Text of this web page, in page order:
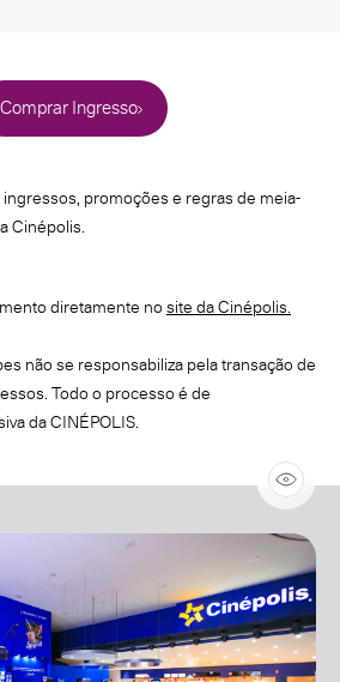
Comprar Ingresso
promoções e regras de meia-
Cinépolis.
diretamente no site da Cinépolis.
não se responsabiliza pela transação de
Todo o processo é de
da CINÉPOLIS.